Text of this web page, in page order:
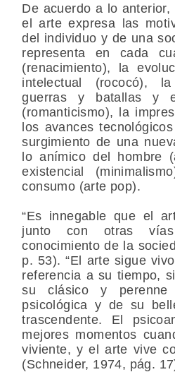
De acuerdo a lo
el arte expresa las
del individuo y de una
representa en cada
(renacimiento), la
intelectual (rococó),
guerras y batallas y
(romanticismo), la
los avances
surgimiento de una
lo anímico del hombre
existencial
consumo (arte pop).
“Es innegable que el
junto con otras
conocimiento de la
p. 53). “El arte sigue
referencia a su tiempo,
su clásico y perenne
psicológica y de su
trascendente. El
mejores momentos
viviente, y el arte vive
(Schneider, 1974, pág.